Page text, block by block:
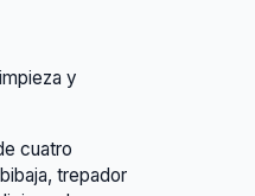
y
cuatro
trepador